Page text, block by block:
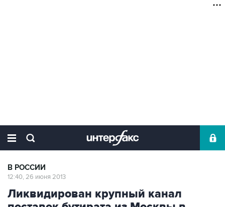
В РОССИИ
12:40, 26 июня 2013
Ликвидирован крупный канал